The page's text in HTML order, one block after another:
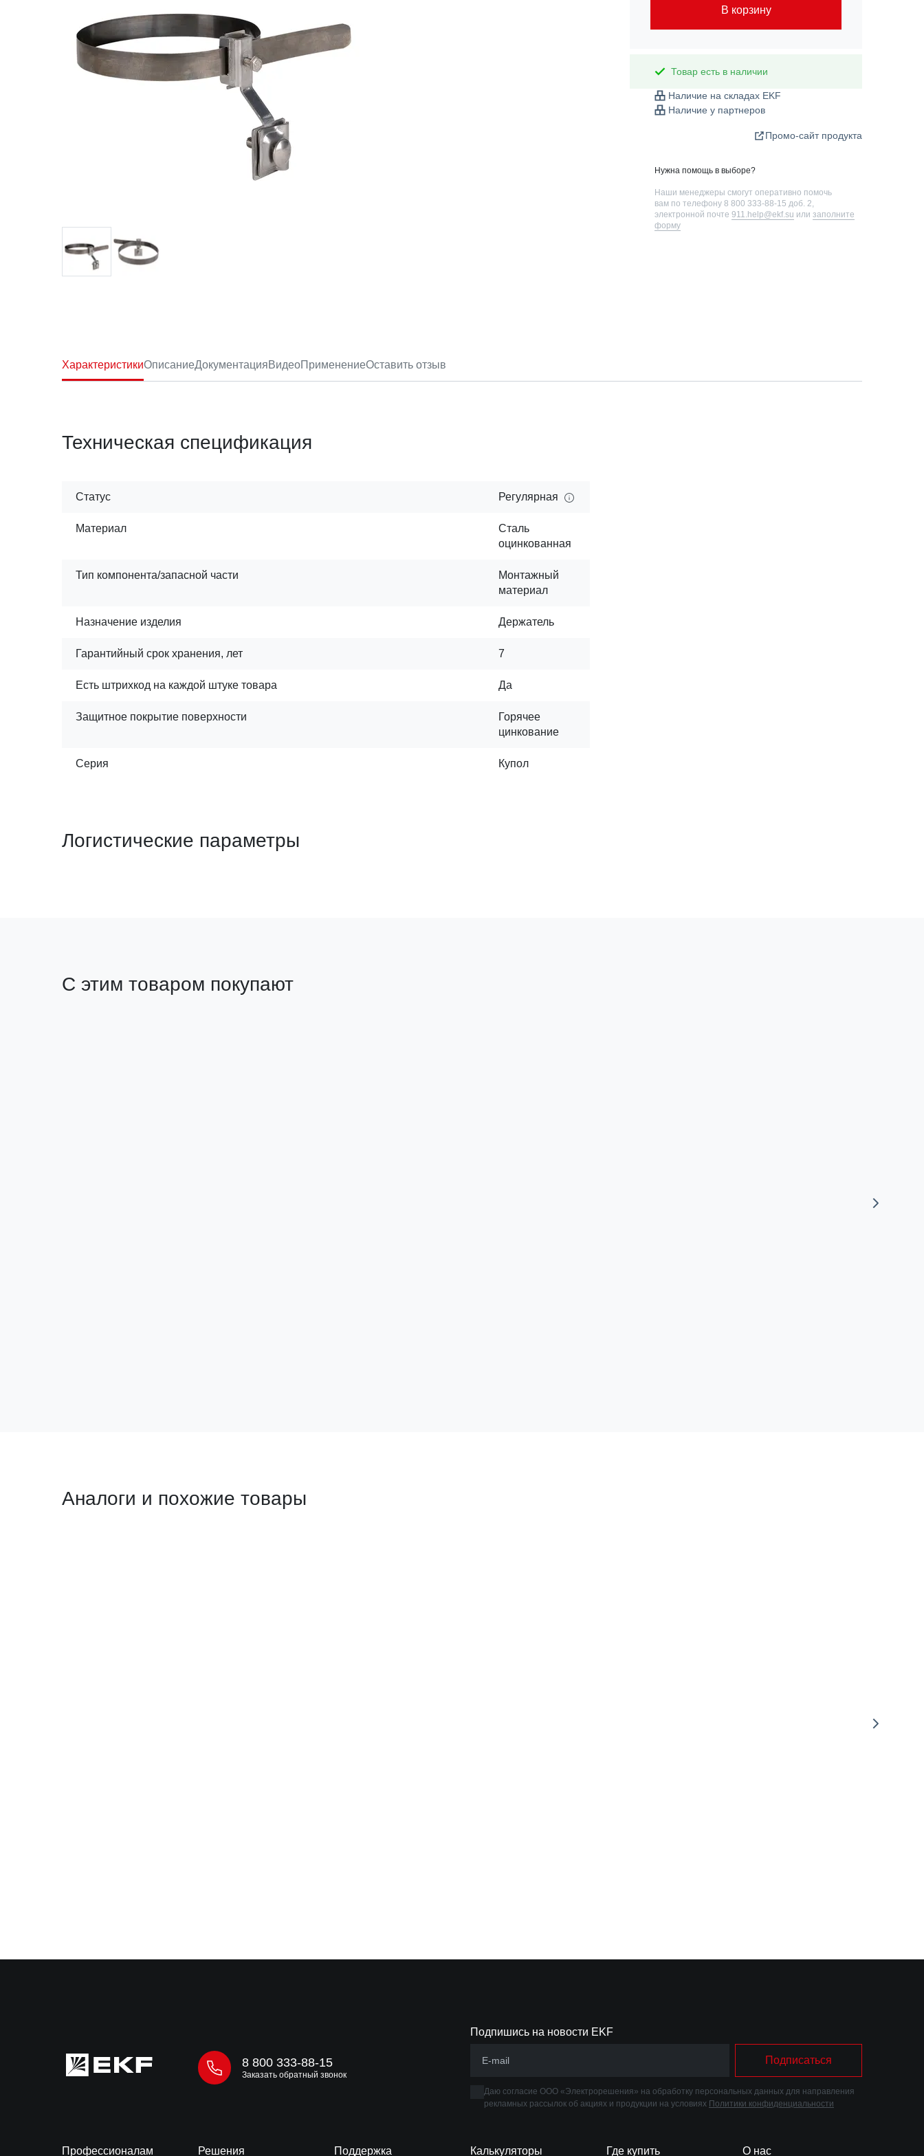
В корзину
Товар есть в наличии
Наличие на складах EKF
Наличие у партнеров
Промо-сайт продукта
Нужна помощь в выборе?
Наши менеджеры смогут оперативно помочь
вам по телефону 8 800 333-88-15 доб. 2
электронной почте 911.help@ekf.su или заполните
форму
ХарактеристикиОписаниеДокументацияВидеоПрименениеОставить отзыв
Техническая спецификация
Статус Регулярная
Материал
Сталь
оцинкованная
Тип компонента/запасной части
Монтажный
материал
Назначение изделия Держатель
Гарантийный срок хранения, лет 7
Есть штрихкод на каждой штуке товара Да
Защитное покрытие поверхности
Горячее
цинкование
Серия Купол
Логистические параметры
С этим товаром покупают
Аналоги и похожие товары
8 800 333-88-15
Заказать обратный звонок
Подпишись на новости EKF
Подписаться
Даю согласие ООО «Электрорешения» на обработку персональных данных для направления
рекламных рассылок об акциях и продукции на условиях Политики конфиденциальности
Профессионалам Решения Поддержка Калькуляторы Где купить О нас